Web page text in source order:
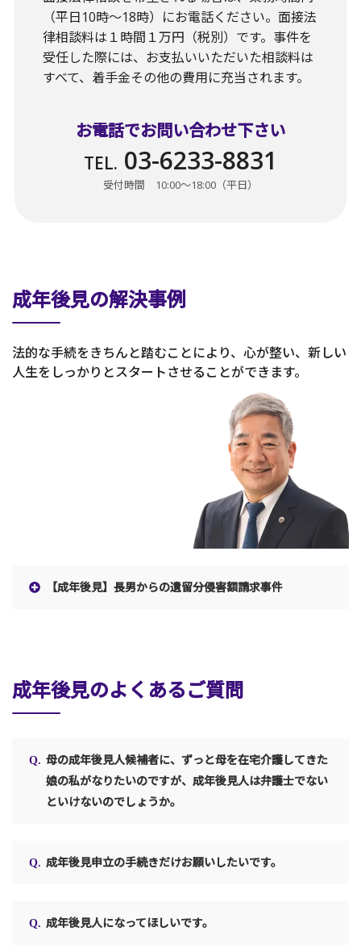
（平日10時〜18時）にお電話ください。面接法
律相談料は１時間１万円（税別）です。事件を
受任した際には、お支払いいただいた相談料は
すべて、着手金その他の費用に充当されます。
お電話でお問い合わせ下さい
TEL. 03-6233-8831
受付時間 10:00〜18:00（平日）
成年後見の解決事例
法的な手続をきちんと踏むことにより、心が整い、新しい
人生をしっかりとスタートさせることができます。
【成年後見】長男からの遺留分侵害額請求事件
成年後見のよくあるご質問
母の成年後見人候補者に、ずっと母を在宅介護してきた
娘の私がなりたいのですが、成年後見人は弁護士でない
といけないのでしょうか。
成年後見申立の手続きだけお願いしたいです。
成年後見人になってほしいです。